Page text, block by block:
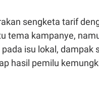
sengketa tarif
tema kampanye,
isu lokal, dampak
hasil pemilu